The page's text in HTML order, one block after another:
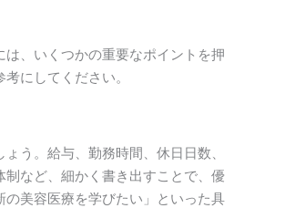
、いくつかの重要なポイントを押
にしてください。
う。給与、勤務時間、休日日数、
など、細かく書き出すことで、優
美容医療を学びたい」といった具